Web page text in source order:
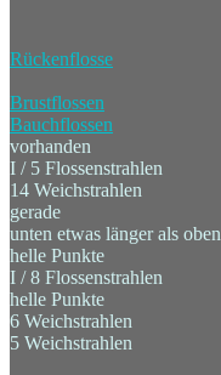
Rückenflosse
Brustflossen
Bauchflossen
vorhanden
I / 5 Flossenstrahlen
14 Weichstrahlen
gerade
unten etwas länger als oben
helle Punkte
I / 8 Flossenstrahlen
helle Punkte
6 Weichstrahlen
5 Weichstrahlen